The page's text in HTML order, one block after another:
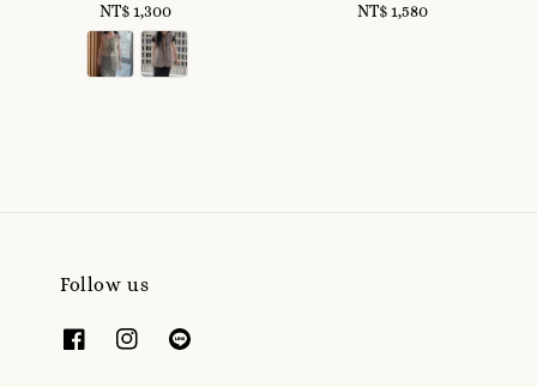
Regular
price
NT$ 1,300
Regular
NT$ 1,580
Follow us